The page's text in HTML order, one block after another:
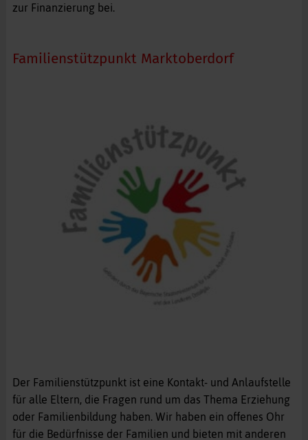
zur Finanzierung bei.
Familienstützpunkt Marktoberdorf
Der Familienstützpunkt ist eine Kontakt- und Anlaufstelle
für alle Eltern, die Fragen rund um das Thema Erziehung
oder Familienbildung haben. Wir haben ein offenes Ohr
für die Bedürfnisse der Familien und bieten mit anderen